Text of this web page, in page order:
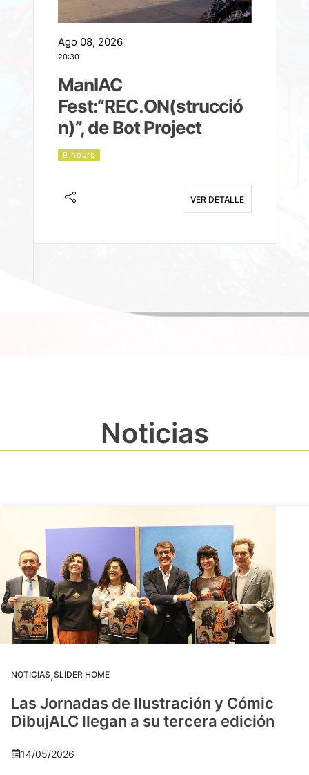
Ago 08, 2026
20:30
ManIAC
Fest:“REC.ON(strucció
n)”, de Bot Project
9 hours
VER DETALLE
Noticias
NOTICIAS,SLIDER HOME
Las Jornadas de Ilustración y Cómic
DibujALC llegan a su tercera edición
14/05/2026